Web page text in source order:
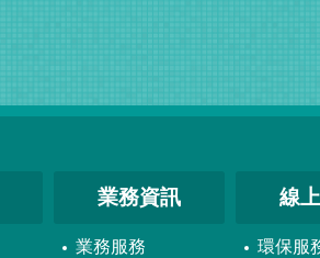
業務資訊
業務服務
線
環保服